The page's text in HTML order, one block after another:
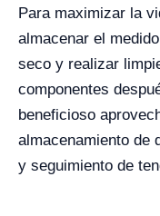
Para maximizar la
almacenar el
seco y realizar
componentes
beneficioso
almacenamiento de
y seguimiento de